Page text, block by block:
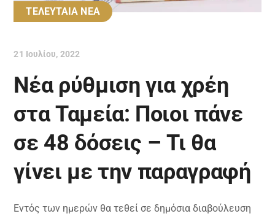
ΤΕΛΕΥΤΑΙΑ ΝΕΑ
21 Ιουλίου, 2022
Νέα ρύθμιση για χρέη
στα Ταμεία: Ποιοι πάνε
σε 48 δόσεις – Τι θα
γίνει με την παραγραφή
Eντός των ημερών θα τεθεί σε δημόσια διαβούλευση